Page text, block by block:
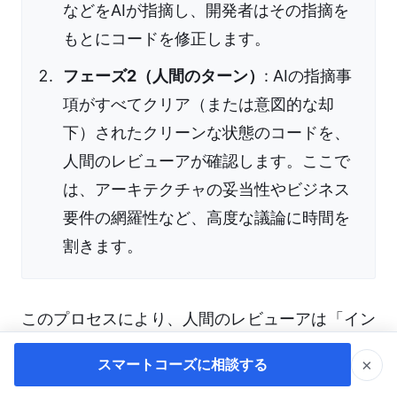
などをAIが指摘し、開発者はその指摘を
もとにコードを修正します。
フェーズ2（人間のターン） : AIの指摘事
項がすべてクリア（または意図的な却
下）されたクリーンな状態のコードを、
人間のレビューアが確認します。ここで
は、アーキテクチャの妥当性やビジネス
要件の網羅性など、高度な議論に時間を
割きます。
このプロセスにより、人間のレビューアは「イン
デントがずれている」「変数名がわかりにくい」
といった些末な指摘から解放され、本質的な設計
スマートコーズに相談する ×